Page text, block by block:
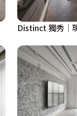
Distinct 獨秀│